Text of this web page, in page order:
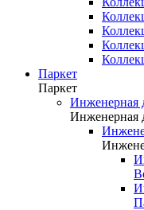
Паркет
Паркет
Инженерная
Инженерная